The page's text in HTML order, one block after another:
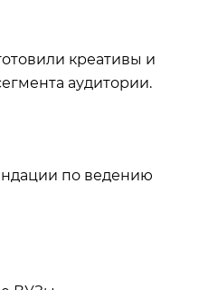
креативы и
аудитории.
по ведению